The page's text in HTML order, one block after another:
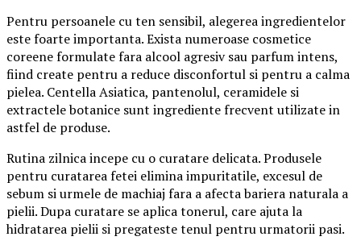
Pentru persoanele cu ten sensibil, alegerea ingredientelor
este foarte importanta. Exista numeroase cosmetice
coreene formulate fara alcool agresiv sau parfum intens,
fiind create pentru a reduce disconfortul si pentru a calma
pielea. Centella Asiatica, pantenolul, ceramidele si
extractele botanice sunt ingrediente frecvent utilizate in
astfel de produse.
Rutina zilnica incepe cu o curatare delicata. Produsele
pentru curatarea fetei elimina impuritatile, excesul de
sebum si urmele de machiaj fara a afecta bariera naturala a
pielii. Dupa curatare se aplica tonerul, care ajuta la
hidratarea pielii si pregateste tenul pentru urmatorii pasi.